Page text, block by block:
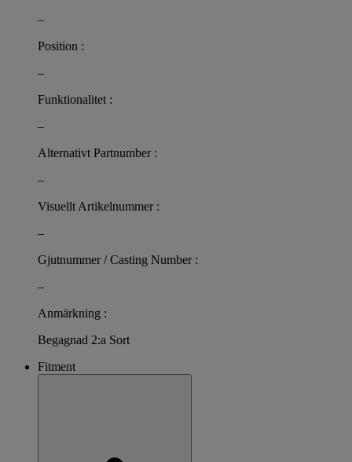
–
Position :
–
Funktionalitet :
–
Alternativt Partnumber :
–
Visuellt Artikelnummer :
–
Gjutnummer / Casting Number :
–
Anmärkning :
Begagnad 2:a Sort
Fitment